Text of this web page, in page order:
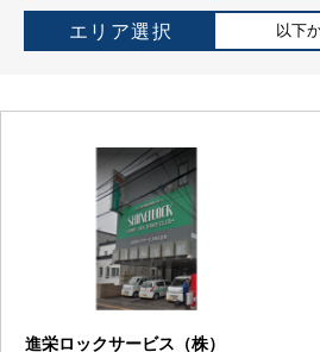
エリア選択 以下
進栄ロックサービス（株）